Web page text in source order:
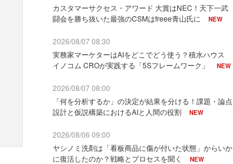
カスタマーサクセス・アワード 大賞はNEC！天下一武
闘会を勝ち抜いた最強のCSMはfreee青山氏に
NEW
2026/08/07 08:30
実務家マーケターはAIをどこでどう使う？積水ハウス
イノコム CROが実践する「5Sフレームワーク」
NEW
2026/08/07 08:00
「何を分析するか」の決定が結果を分ける！課題・論点
設計と仮説構築におけるAIと人間の役割
NEW
2026/08/06 09:00
ヤシノミ洗剤は「看板商品に傷が付いた状態」からいか
に復活したのか？戦略とプロセスを聞く
NEW